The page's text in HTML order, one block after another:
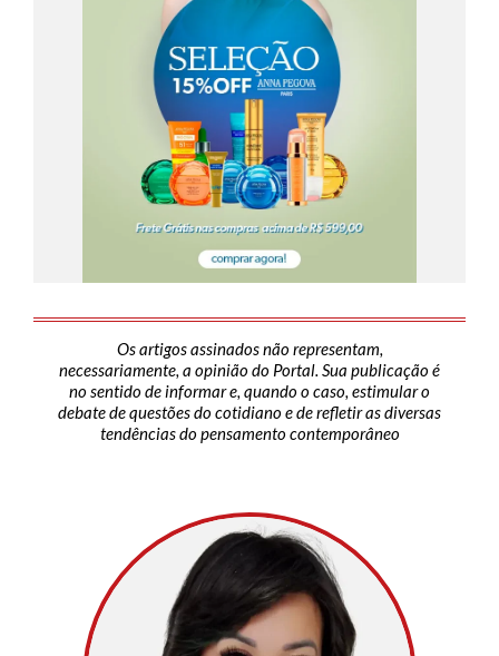
Os artigos assinados não representam,
necessariamente, a opinião do Portal. Sua publicação é
no sentido de informar e, quando o caso, estimular o
debate de questões do cotidiano e de refletir as diversas
tendências do pensamento contemporâneo